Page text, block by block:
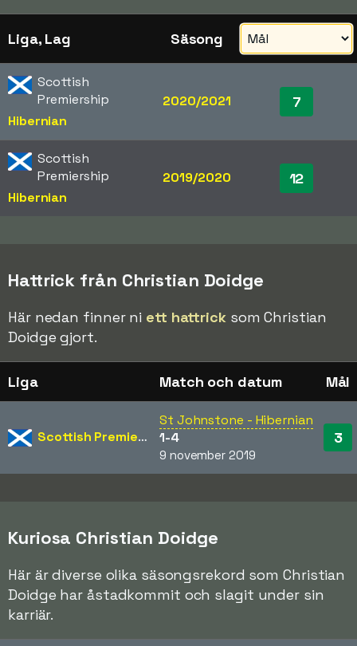
Liga, Lag Säsong
Scottish
Premiership
Hibernian
2020/2021 7
Scottish
Premiership
Hibernian
2019/2020 12
Hattrick från Christian Doidge
Här nedan finner ni ett hattricksom Christian
Doidge gjort.
Liga Match och datum Mål
Scottish Premiership
St Johnstone - Hibernian
1-4
9 november 2019
3
Kuriosa Christian Doidge
Här är diverse olika säsongsrekord som Christian
Doidge har åstadkommit och slagit under sin
karriär.